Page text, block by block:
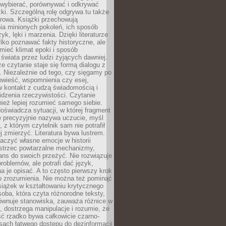
porównywać i odkrywać
Szczególną rolę odgrywa tu także
Książki przechowują
minionych pokoleń, ich sposób
lęki i marzenia. Dzięki literaturze
poznawać fakty historyczne, ale
klimat epoki i sposób
przez ludzi żyjących dawniej.
czytanie staje się formą dialogu z
Niezależnie od tego, czy sięgamy po
wspomnienia czy esej,
kontakt z cudzą świadomością i
rzeczywistości. Czytanie
lepiej rozumieć samego siebie.
sytuacji, w której fragment
precyzyjnie nazywa uczucie, myśl
z którym czytelnik sam nie potrafił
zmierzyć. Literatura bywa lustrem.
własne emocje w historii
powtarzalne mechanizmy,
do swoich przeżyć. Nie rozwiązuje
ale potrafi dać język,
je opisać. A to często pierwszy krok
zrozumienia. Nie można też pominąć
w kształtowaniu krytycznego
która czyta różnorodne teksty,
stanowiska, zauważa różnice w
dostrzega manipulacje i rozumie, że
rzadko bywa całkowicie czarno-
łatwego dostępu do dezinformacji